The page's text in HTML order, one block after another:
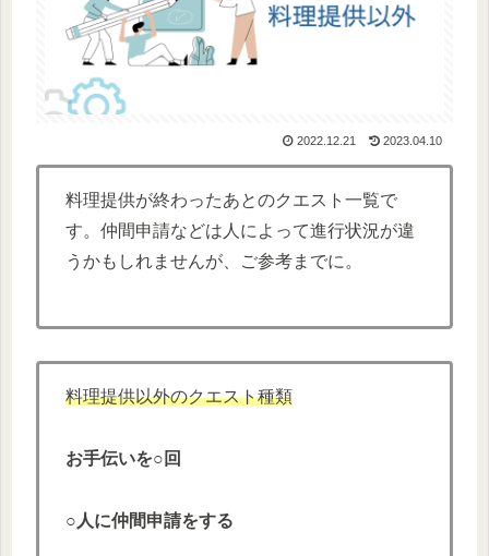
2022.12.21 2023.04.10
料理提供が終わったあとのクエスト一覧で
す。仲間申請などは人によって進行状況が違
うかもしれませんが、ご参考までに。
料理提供以外のクエスト種類
お手伝いを○回
○人に仲間申請をする